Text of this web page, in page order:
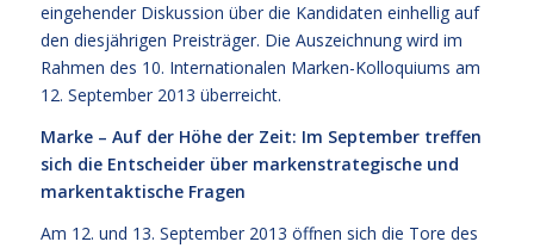
eingehender Diskussion über die Kandidaten einhellig auf
den diesjährigen Preisträger. Die Auszeichnung wird im
Rahmen des 10. Internationalen Marken-Kolloquiums am
12. September 2013 überreicht.
Marke – Auf der Höhe der Zeit: Im September treffen
sich die Entscheider über markenstrategische und
markentaktische Fragen
Am 12. und 13. September 2013 öffnen sich die Tore des